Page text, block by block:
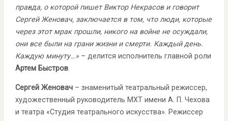
правда, о которой пишет Виктор Некрасов и говорит
Сергей Женовач, заключается в том, что люди, которые
через этот мрак прошли, никого на войне не осуждали,
они все были на грани жизни и смерти. Каждый день.
Каждую минуту…»– делится исполнитель главной роли
Артем Быстров.
Сергей Женовач– знаменитый театральный режиссер,
художественный руководитель МХТ имени А. П. Чехова
и театра «Студия театрального искусства». Режиссер